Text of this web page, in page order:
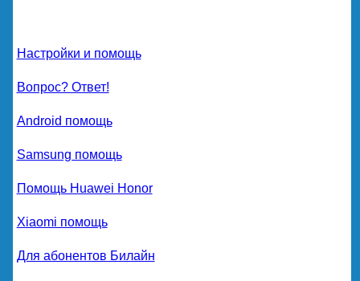
Настройки и помощь
Вопрос? Ответ!
Android помощь
Samsung помощь
Помощь Huawei Honor
Xiaomi помощь
Для абонентов Билайн